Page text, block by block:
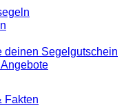
deinen Segelgutschein
Fakten